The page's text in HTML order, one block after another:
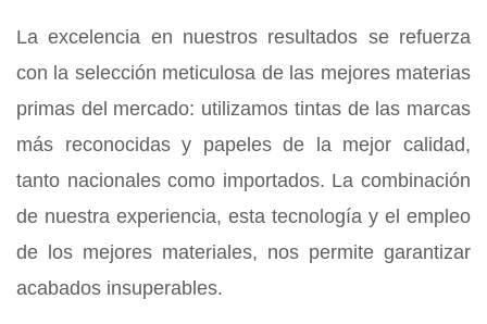
La excelencia en nuestros resultados se refuerza
con la selección meticulosa de las mejores materias
primas del mercado: utilizamos tintas de las marcas
más reconocidas y papeles de la mejor calidad,
tanto nacionales como importados. La combinación
de nuestra experiencia, esta tecnología y el empleo
de los mejores materiales, nos permite garantizar
acabados insuperables.